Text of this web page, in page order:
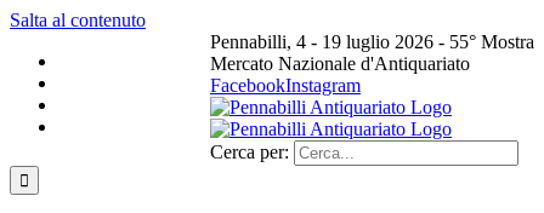
Salta al contenuto
Pennabilli, 4 - 19 luglio 2026 - 55° Mostra
Mercato Nazionale d'Antiquariato
FacebookInstagram
Cerca per: